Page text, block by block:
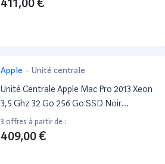
Apple - Unité centrale
Unité Centrale Apple Mac Pro 2013 Xeon
3,5 Ghz 32 Go 256 Go SSD Noir
Reconditionné
3 offres à partir de :
409,00 €